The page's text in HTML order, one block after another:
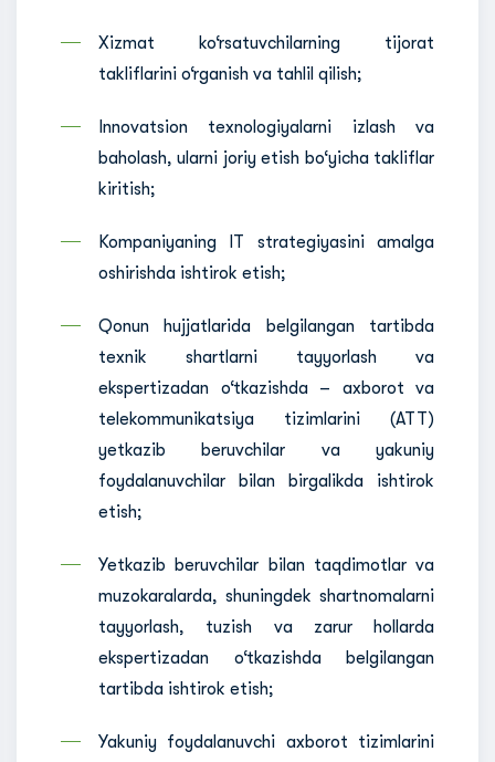
Xizmat ko‘rsatuvchilarning tijorat
takliflarini o‘rganish va tahlil qilish;
Innovatsion texnologiyalarni izlash va
baholash, ularni joriy etish bo‘yicha takliflar
kiritish;
Kompaniyaning IT strategiyasini amalga
oshirishda ishtirok etish;
Qonun hujjatlarida belgilangan tartibda
texnik shartlarni tayyorlash va
ekspertizadan o‘tkazishda – axborot va
telekommunikatsiya tizimlarini (ATT)
yetkazib beruvchilar va yakuniy
foydalanuvchilar bilan birgalikda ishtirok
etish;
Yetkazib beruvchilar bilan taqdimotlar va
muzokaralarda, shuningdek shartnomalarni
tayyorlash, tuzish va zarur hollarda
ekspertizadan o‘tkazishda belgilangan
tartibda ishtirok etish;
Yakuniy foydalanuvchi axborot tizimlarini